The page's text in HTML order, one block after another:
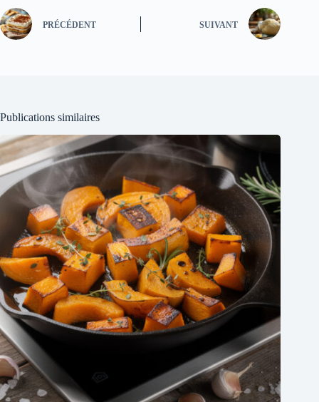
PRÉCÉDENT SUIVANT
Publications similaires